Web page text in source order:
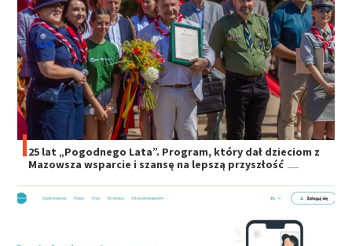
25 lat „Pogodnego Lata”. Program, który dał dzieciom z
Mazowsza wsparcie i szansę na lepszą przyszłość